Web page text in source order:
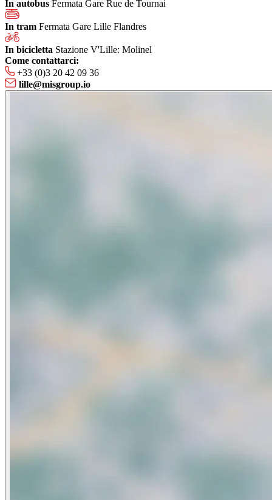
In autobus Fermata Gare Rue de Tournai
In tram Fermata Gare Lille Flandres
In bicicletta Stazione V'Lille: Molinel
Come contattarci:
+33 (0)3 20 42 09 36
lille@misgroup.io